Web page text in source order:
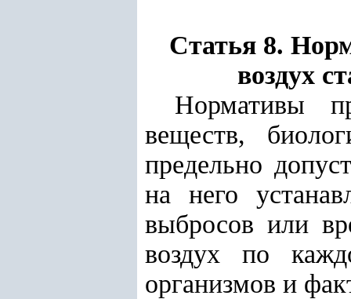
Статья 8.
воздух
Нормативы
веществ,
предельно
на него
выбросов или
воздух по
организмов и